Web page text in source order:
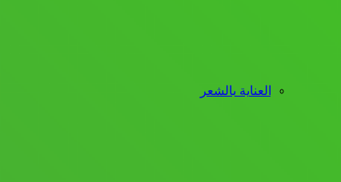
العناية بالشعر